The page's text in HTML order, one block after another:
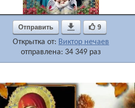
Отправить  9
Открытка от: Виктор нечаев
отправлена: 34 349 раз